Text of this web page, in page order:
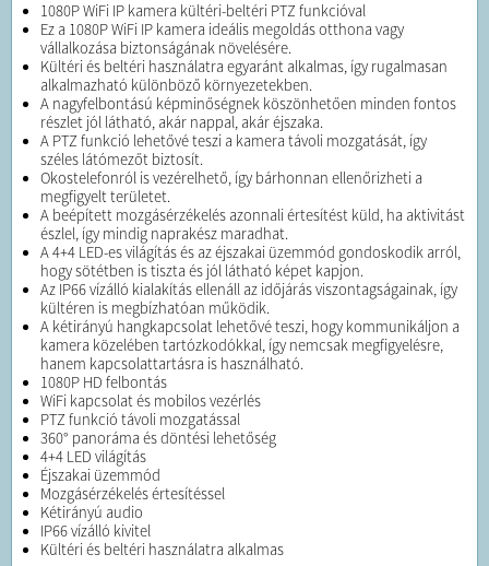
1080P WiFi IP kamera kültéri-beltéri PTZ funkcióval
Ez a 1080P WiFi IP kamera ideális megoldás otthona vagy
vállalkozása biztonságának növelésére.
Kültéri és beltéri használatra egyaránt alkalmas, így rugalmasan
alkalmazható különböző környezetekben.
A nagyfelbontású képminőségnek köszönhetően minden fontos
részlet jól látható, akár nappal, akár éjszaka.
A PTZ funkció lehetővé teszi a kamera távoli mozgatását, így
széles látómezőt biztosít.
Okostelefonról is vezérelhető, így bárhonnan ellenőrizheti a
megfigyelt területet.
A beépített mozgásérzékelés azonnali értesítést küld, ha aktivitást
észlel, így mindig naprakész maradhat.
A 4+4 LED-es világítás és az éjszakai üzemmód gondoskodik arról,
hogy sötétben is tiszta és jól látható képet kapjon.
Az IP66 vízálló kialakítás ellenáll az időjárás viszontagságainak, így
kültéren is megbízhatóan működik.
A kétirányú hangkapcsolat lehetővé teszi, hogy kommunikáljon a
kamera közelében tartózkodókkal, így nemcsak megfigyelésre,
hanem kapcsolattartásra is használható.
1080P HD felbontás
WiFi kapcsolat és mobilos vezérlés
PTZ funkció távoli mozgatással
360° panoráma és döntési lehetőség
4+4 LED világítás
Éjszakai üzemmód
Mozgásérzékelés értesítéssel
Kétirányú audio
IP66 vízálló kivitel
Kültéri és beltéri használatra alkalmas